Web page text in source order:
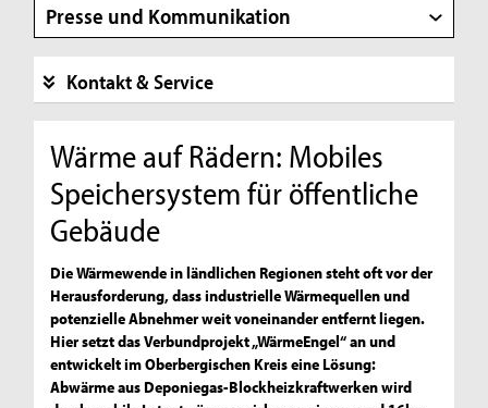
Presse und Kommunikation
Kontakt & Service
Wärme auf Rädern: Mobiles
Speichersystem für öffentliche
Gebäude
Die Wärmewende in ländlichen Regionen steht oft vor der
Herausforderung, dass industrielle Wärmequellen und
potenzielle Abnehmer weit voneinander entfernt liegen.
Hier setzt das Verbundprojekt „WärmeEngel“ an und
entwickelt im Oberbergischen Kreis eine Lösung:
Abwärme aus Deponiegas-Blockheizkraftwerken wird